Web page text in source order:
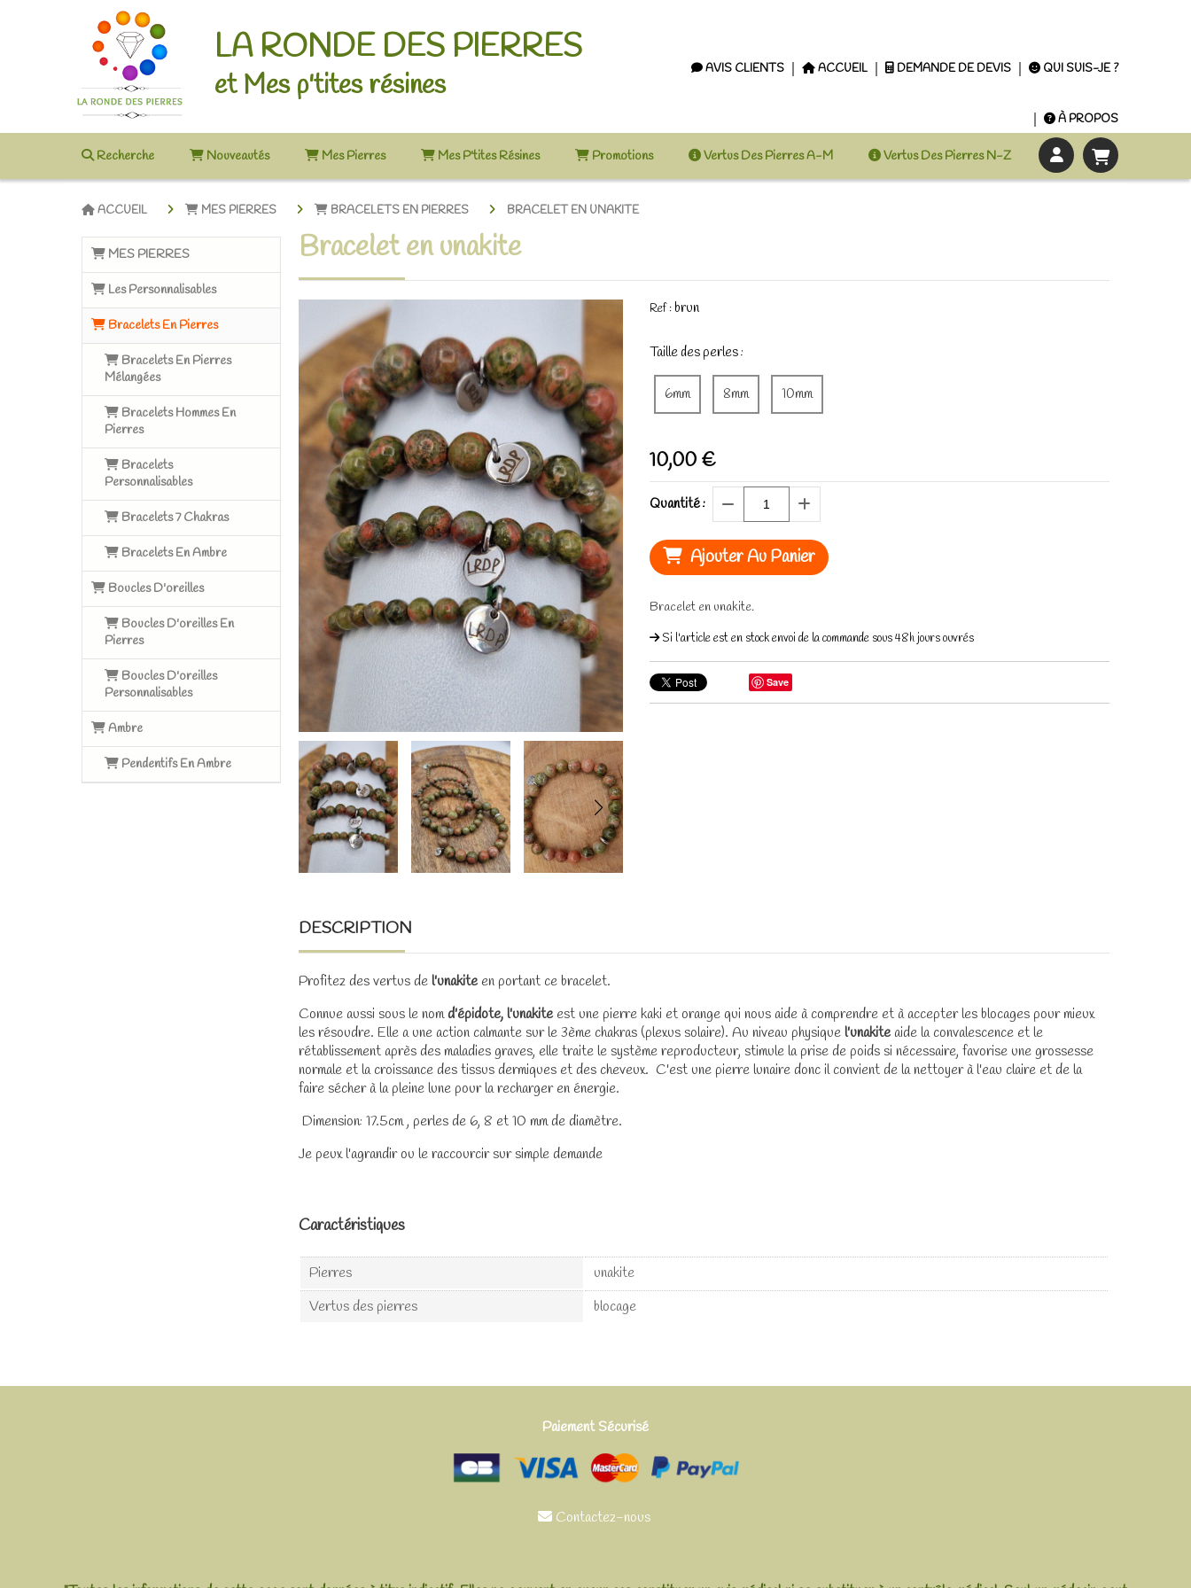
LA RONDE DES PIERRES
et Mes p'tites résines AVIS CLIENTS ACCUEIL DEMANDE DE DEVIS QUI SUIS-JE ?
À PROPOS
Recherche Nouveautés Mes Pierres Mes P'tites Résines Promotions Vertus Des Pierres A-M Vertus Des Pierres N-Z
MES PIERRES
Les Personnalisables
Bracelets En Pierres
Bracelets En Pierres
Mélangées
Bracelets Hommes En
Pierres
Bracelets
Personnalisables
Bracelets 7 Chakras
Bracelets En Ambre
Boucles D'oreilles
Boucles D'oreilles En
Pierres
Boucles D'oreilles
Personnalisables
Ambre
Pendentifs En Ambre
ACCUEIL MES PIERRES BRACELETS EN PIERRES BRACELET EN UNAKITE
Bracelet en unakite
Ref : brun
Taille des perles :
6mm 8mm 10mm
10,00 €
Quantité :
Ajouter Au Panier
Bracelet en unakite.
Si l'article est en stock envoi de la commande sous 48h jours ouvrés
Save
DESCRIPTION
Profitez des vertus del'unakiteen portant ce bracelet.
Connue aussi sous le nomd'épidote, l'unakiteest une pierre kaki et orange qui nous aide à comprendre et à accepter les blocages pour mieux
les résoudre. Elle a une action calmante sur le 3ème chakras (plexus solaire). Au niveau physiquel'unakiteaide la convalescence et le
rétablissement après des maladies graves, elle traite le système reproducteur, stimule la prise de poids si nécessaire, favorise une grossesse
normale et la croissance des tissus dermiques et des cheveux. C'est une pierre lunaire donc il convient de la nettoyer à l'eau claire et de la
faire sécher à la pleine lune pour la recharger en énergie.
Dimension: 17.5cm , perles de 6, 8 et 10 mm de diamètre.
Je peux l'agrandir ou le raccourcir sur simple demande
Caractéristiques
Pierres
unakite
Vertus des pierres
blocage
Paiement Sécurisé
Contactez-nous